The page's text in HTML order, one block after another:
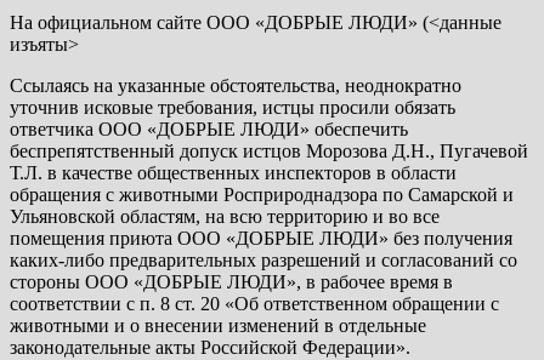
На официальном сайте ООО «ДОБРЫЕ ЛЮДИ» (<данные
изъяты>
Ссылаясь на указанные обстоятельства, неоднократно
уточнив исковые требования, истцы просили обязать
ответчика ООО «ДОБРЫЕ ЛЮДИ» обеспечить
беспрепятственный допуск истцов Морозова Д.Н., Пугачевой
Т.Л. в качестве общественных инспекторов в области
обращения с животными Росприроднадзора по Самарской и
Ульяновской областям, на всю территорию и во все
помещения приюта ООО «ДОБРЫЕ ЛЮДИ» без получения
каких-либо предварительных разрешений и согласований со
стороны ООО «ДОБРЫЕ ЛЮДИ», в рабочее время в
соответствии с п. 8 ст. 20 «Об ответственном обращении с
животными и о внесении изменений в отдельные
законодательные акты Российской Федерации».